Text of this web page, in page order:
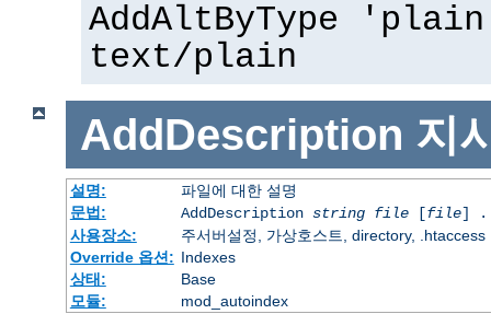
AddAltByType
text/plain
AddDescription 지
설명:
파일에 대한 설명
문법:
AddDescription string file[file]
사용장소:
주서버설정, 가상호스트, directory, .htaccess
Override 옵션: Indexes
상태:
Base
모듈:
mod_autoindex